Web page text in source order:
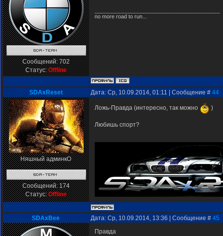
Сообщений:702
Статус:Offline
no more road to run...
SDAxReset Дата: Ср, 10.09.2014, 01:11 | Сообщение # 44
Няшный админкО
Сообщений:174
Статус:Offline
Ложь-Правда (интересно, так можно )
Любишь спорт?
SDAxBee Дата: Ср, 10.09.2014, 13:36 | Сообщение # 45
Правда